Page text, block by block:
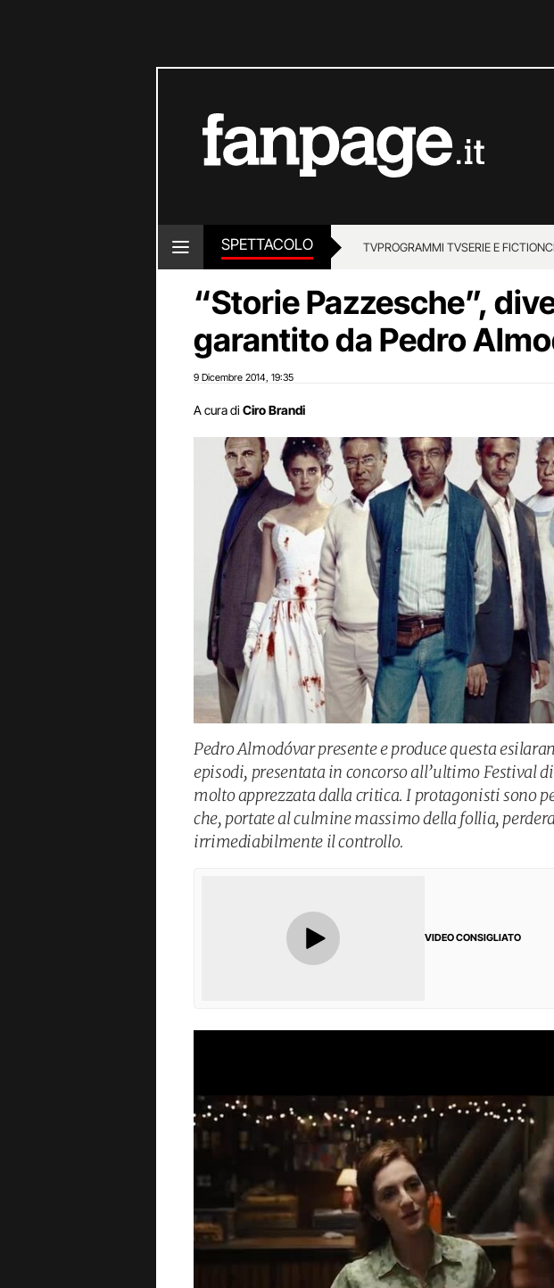
SPETTACOLO TVPROGRAMMI TVSERIE E FICTION
“Storie Pazzesche”,
garantito da Pedro
9 Dicembre 2014 19:35
A cura di Ciro Brandi
Pedro Almodóvar presente e produce questa
episodi, presentata in concorso all’ultimo Festival di
molto apprezzata dalla critica. I protagonisti sono
che, portate al culmine massimo della follia,
irrimediabilmente il controllo.
VIDEO CONSIGLIATO